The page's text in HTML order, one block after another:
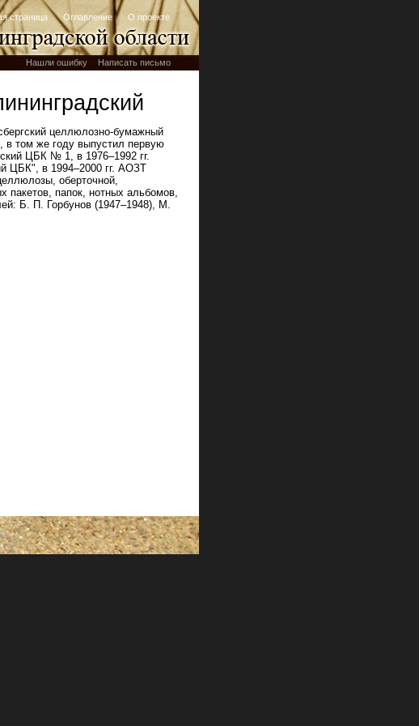
страница Оглавление О проекте
Нашли ошибку Написать письмо
целлюлозно-бумажный
в том же году выпустил первую
ЦБК № 1, в 1976–1992 гг.
ЦБК", в 1994–2000 гг. АОЗТ
оберточной,
пакетов, папок, нотных альбомов,
Б. П. Горбунов (1947–1948), М.